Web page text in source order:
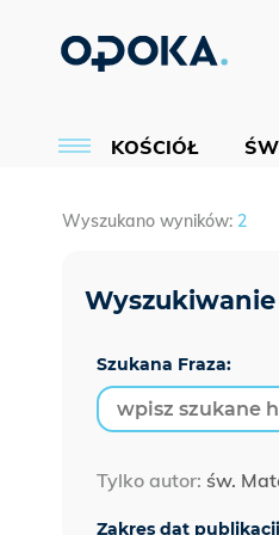
KOŚCIÓŁ
Wyszukano wyników: 2
Szukana Fraza:
Tylko autor: św.